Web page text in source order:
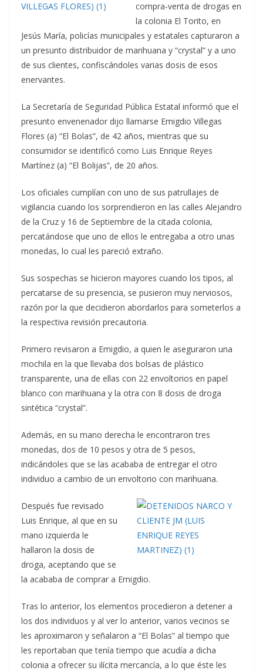
compra-venta de drogas en
la colonia El Torito, en
Jesús María, policías municipales y estatales capturaron a
un presunto distribuidor de marihuana y “crystal” y a uno
de sus clientes, confiscándoles varias dosis de esos
enervantes.
La Secretaría de Seguridad Pública Estatal informó que el
presunto envenenador dijo llamarse Emigdio Villegas
Flores (a) “El Bolas”, de 42 años, mientras que su
consumidor se identificó como Luis Enrique Reyes
Martínez (a) “El Bolijas”, de 20 años.
Los oficiales cumplían con uno de sus patrullajes de
vigilancia cuando los sorprendieron en las calles Alejandro
de la Cruz y 16 de Septiembre de la citada colonia,
percatándose que uno de ellos le entregaba a otro unas
monedas, lo cual les pareció extraño.
Sus sospechas se hicieron mayores cuando los tipos, al
percatarse de su presencia, se pusieron muy nerviosos,
razón por la que decidieron abordarlos para someterlos a
la respectiva revisión precautoria.
Primero revisaron a Emigdio, a quien le aseguraron una
mochila en la que llevaba dos bolsas de plástico
transparente, una de ellas con 22 envoltorios en papel
blanco con marihuana y la otra con 8 dosis de droga
sintética “crystal”.
Además, en su mano derecha le encontraron tres
monedas, dos de 10 pesos y otra de 5 pesos,
indicándoles que se las acababa de entregar el otro
individuo a cambio de un envoltorio con marihuana.
Después fue revisado
Luis Enrique, al que en su
mano izquierda le
hallaron la dosis de
droga, aceptando que se
la acababa de comprar a Emigdio.
Tras lo anterior, los elementos procedieron a detener a
los dos individuos y al ver lo anterior, varios vecinos se
les aproximaron y señalaron a “El Bolas” al tiempo que
les reportaban que tenía tiempo que acudía a dicha
colonia a ofrecer su ilícita mercancía, a lo que éste les